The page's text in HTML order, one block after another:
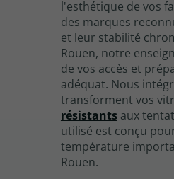
l'esthétique de vos
des marques
et leur stabilité
Rouen, notre
de vos accès et
adéquat. Nous
transforment vos
résistantsaux
utilisé est conçu
température
Rouen.